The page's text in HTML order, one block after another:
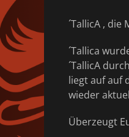
´TallicA ,
´Tallica
´TallicA
liegt auf auf
wieder
Überzeugt